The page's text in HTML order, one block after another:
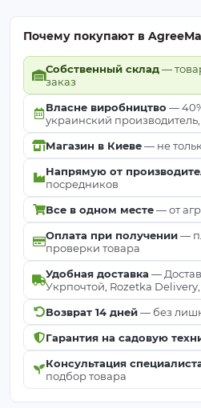
Почему покупают в
Собственный склад—
заказ
Власне виробництво —
украинский производитель,
Магазин в Киеве— не
Напрямую от
посредников
Все в одном месте— от
Оплата при получении—
проверки товара
Удобная доставка —
Укрпочтой, Rozetka
Возврат 14 дней— без
Гарантия на садовую
Консультация
подбор товара